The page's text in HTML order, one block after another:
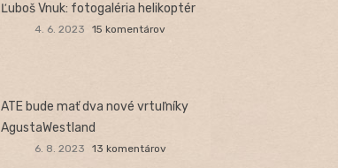
Ľuboš Vnuk: fotogaléria helikoptér
4. 6. 2023 15 komentárov
ATE bude mať dva nové vrtuľníky
AgustaWestland
6. 8. 2023 13 komentárov